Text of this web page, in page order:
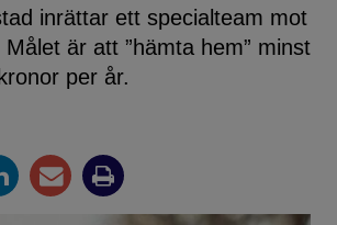
inrättar ett specialteam mot
är att ”hämta hem” minst
per år.